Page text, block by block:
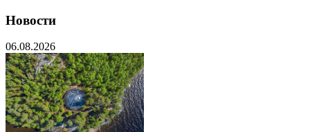
Новости
06.08.2026